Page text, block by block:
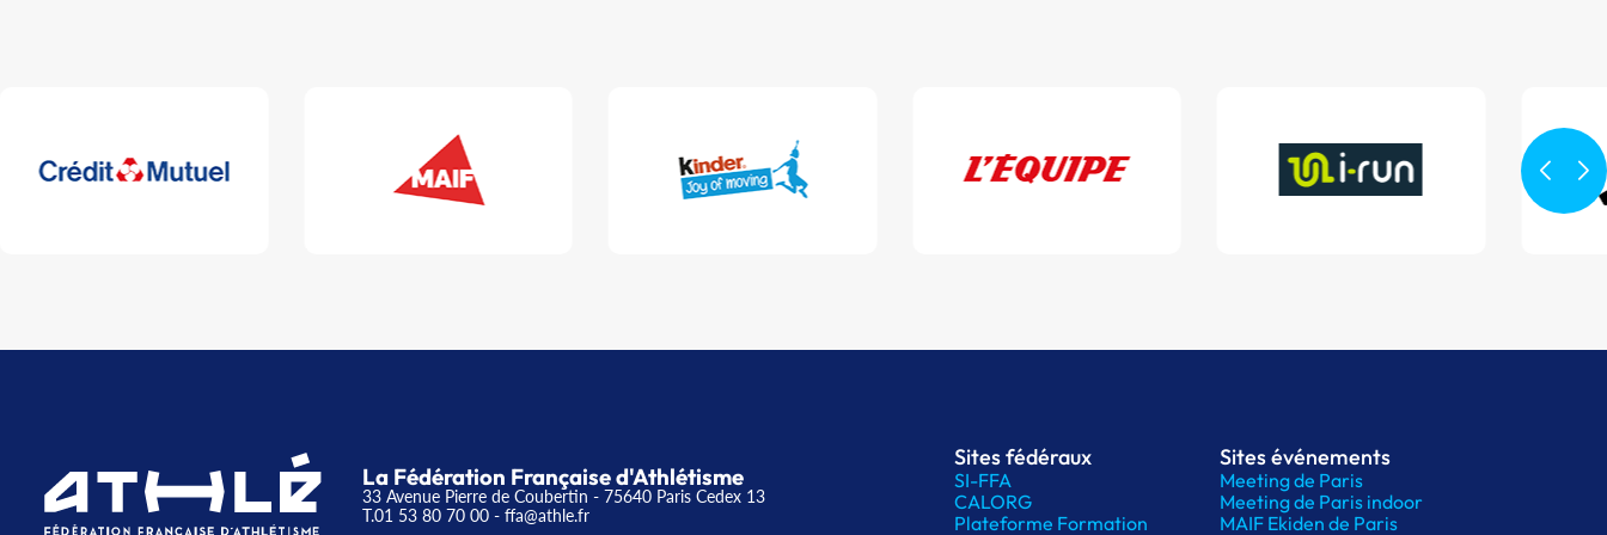
La Fédération Française d'Athlétisme
33 Avenue Pierre de Coubertin - 75640 Paris Cedex 13
T.01 53 80 70 00 - ffa@athle.fr
Sites fédéraux
SI-FFA
CALORG
Plateforme Formation
Sites événements
Meeting de Paris
Meeting de Paris indoor
MAIF Ekiden de Paris